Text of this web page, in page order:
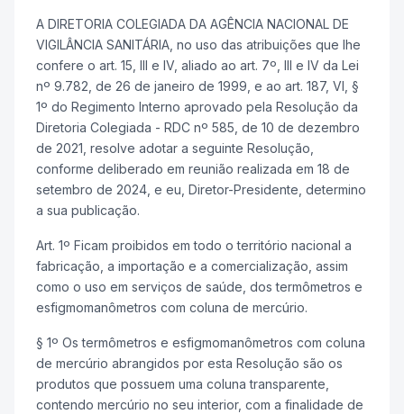
A DIRETORIA COLEGIADA DA AGÊNCIA NACIONAL DE
VIGILÂNCIA SANITÁRIA, no uso das atribuições que lhe
confere o art. 15, III e IV, aliado ao art. 7º, III e IV da Lei
nº 9.782, de 26 de janeiro de 1999, e ao art. 187, VI, §
1º do Regimento Interno aprovado pela Resolução da
Diretoria Colegiada - RDC nº 585, de 10 de dezembro
de 2021, resolve adotar a seguinte Resolução,
conforme deliberado em reunião realizada em 18 de
setembro de 2024, e eu, Diretor-Presidente, determino
a sua publicação.
Art. 1º Ficam proibidos em todo o território nacional a
fabricação, a importação e a comercialização, assim
como o uso em serviços de saúde, dos termômetros e
esfigmomanômetros com coluna de mercúrio.
§ 1º Os termômetros e esfigmomanômetros com coluna
de mercúrio abrangidos por esta Resolução são os
produtos que possuem uma coluna transparente,
contendo mercúrio no seu interior, com a finalidade de